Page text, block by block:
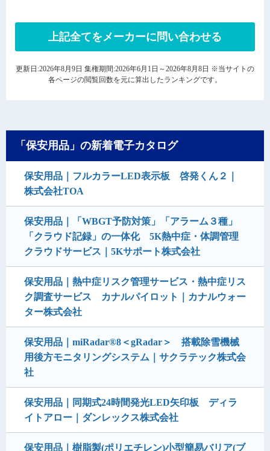
上記全てをメーカーに問い合わせる
更新日:2026年8月9日 集権期間:2026年6月1日～2026年8月8日 ※当サイトの
各ページの閲覧回数を元に算出したランキングです。
「保安用品」の新着電子カタログ
保安用品｜フルカラーLED表示板 啓発くん２｜
株式会社TOA
保安用品｜「WBGT予防対策」「アラーム３種」
「クラウド記録」の一体化 5K熱中症・体調管理
クラウドサービス｜5Kサポート株式会社
保安用品｜熱中症リスク管理サービス・熱中症リス
ク調査サービス カナルパイロット｜カナルウォー
ター株式会社
保安用品｜miRadar®8＜gRadar＞ 搭載除雪機械
用後方モニタリングシステム｜サクラテック株式会
社
保安用品｜同期式24時間発光LED矢印板 ディラ
イトアロー｜ダンレックス株式会社
保安用品｜樹脂製(ポリエチレン)小型簡易バリア(ブ